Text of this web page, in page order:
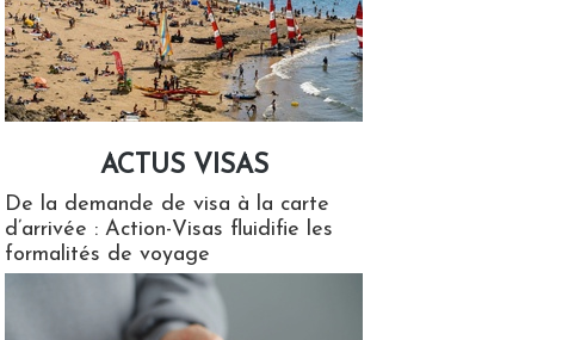
ACTUS VISAS
De la demande de visa à la carte
d’arrivée : Action-Visas fluidifie les
formalités de voyage